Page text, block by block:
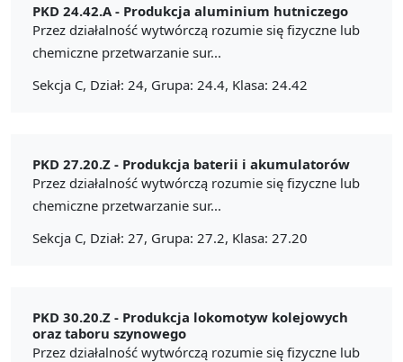
PKD 24.42.A - Produkcja aluminium hutniczego
Przez działalność wytwórczą rozumie się fizyczne lub
chemiczne przetwarzanie sur...
Sekcja C, Dział: 24, Grupa: 24.4, Klasa: 24.42
PKD 27.20.Z - Produkcja baterii i akumulatorów
Przez działalność wytwórczą rozumie się fizyczne lub
chemiczne przetwarzanie sur...
Sekcja C, Dział: 27, Grupa: 27.2, Klasa: 27.20
PKD 30.20.Z - Produkcja lokomotyw kolejowych
oraz taboru szynowego
Przez działalność wytwórczą rozumie się fizyczne lub